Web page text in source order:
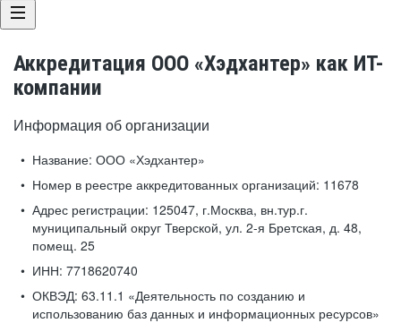
Аккредитация ООО «Хэдхантер» как ИТ-
компании
Информация об организации
Название: ООО «Хэдхантер»
Номер в реестре аккредитованных организаций: 11678
Адрес регистрации: 125047, г.Москва, вн.тур.г.
муниципальный округ Тверской, ул. 2-я Бретская, д. 48,
помещ. 25
ИНН: 7718620740
ОКВЭД: 63.11.1 «Деятельность по созданию и
использованию баз данных и информационных ресурсов»